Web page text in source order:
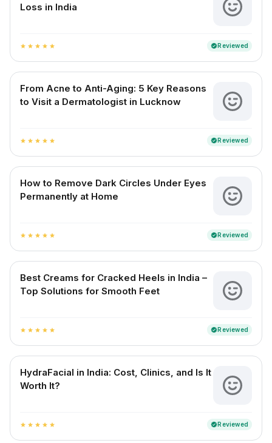
Loss in India
star star star star star verifiedReviewed
From Acne to Anti-Aging: 5 Key Reasons
to Visit a Dermatologist in Lucknow
star star star star star verifiedReviewed
How to Remove Dark Circles Under Eyes
Permanently at Home
star star star star star verifiedReviewed
Best Creams for Cracked Heels in India –
Top Solutions for Smooth Feet
star star star star star verifiedReviewed
HydraFacial in India: Cost, Clinics, and Is It
Worth It?
star star star star star verifiedReviewed